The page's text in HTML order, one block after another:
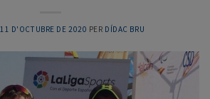
11 D'OCTUBRE DE 2020 PER DÍDAC BRU